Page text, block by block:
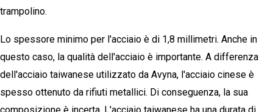
trampolino.
Lo spessore minimo per l'acciaio è di 1,8 millimetri. Anche in
questo caso, la qualità dell'acciaio è importante. A differenza
dell'acciaio taiwanese utilizzato da Avyna, l'acciaio cinese è
spesso ottenuto da rifiuti metallici. Di conseguenza, la sua